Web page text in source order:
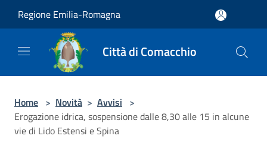
Regione Emilia-Romagna
Città di Comacchio
Home > Novità > Avvisi >
Erogazione idrica, sospensione dalle 8,30 alle 15 in alcune
vie di Lido Estensi e Spina